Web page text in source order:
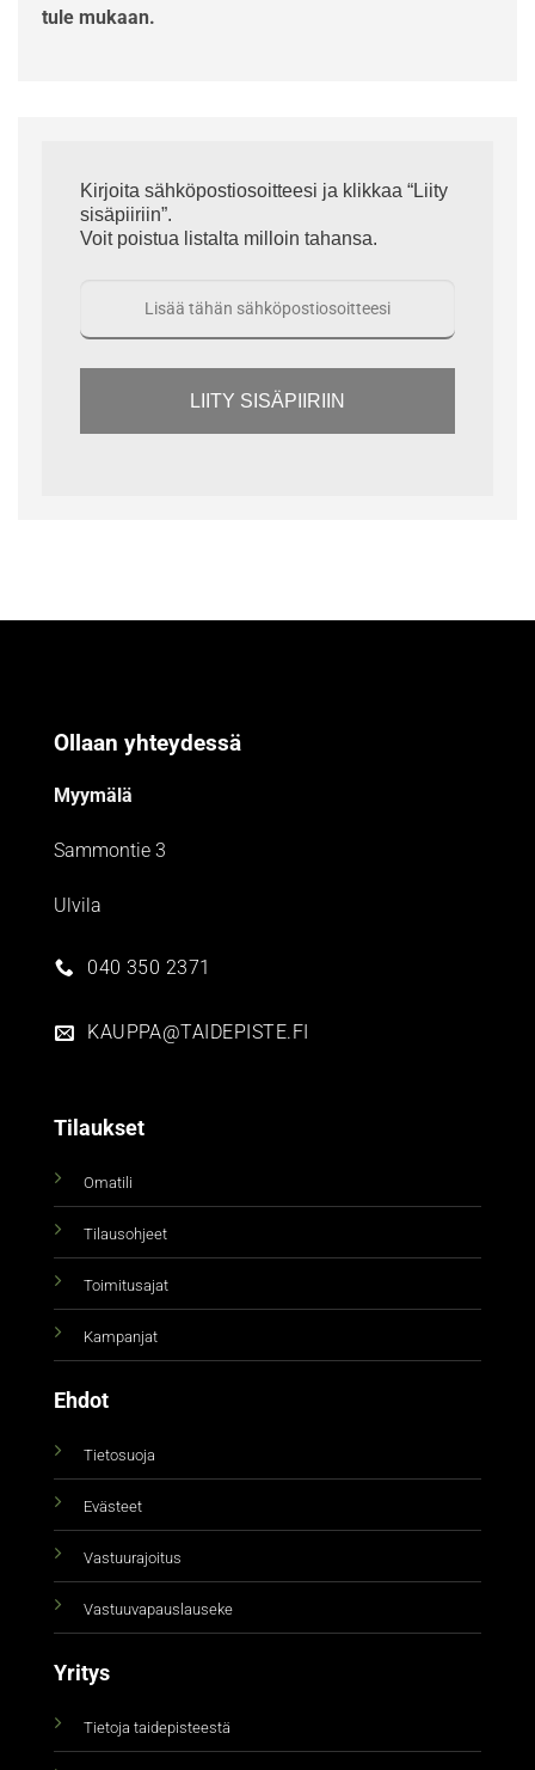
tule mukaan.
Kirjoita sähköpostiosoitteesi ja klikkaa “Liity
sisäpiiriin”.
Voit poistua listalta milloin tahansa.
LIITY SISÄPIIRIIN
Ollaan yhteydessä
Myymälä
Sammontie 3
Ulvila
040 350 2371
KAUPPA@TAIDEPISTE.FI
Tilaukset
Omatili
Tilausohjeet
Toimitusajat
Kampanjat
Ehdot
Tietosuoja
Evästeet
Vastuurajoitus
Vastuuvapauslauseke
Yritys
Tietoja taidepisteestä